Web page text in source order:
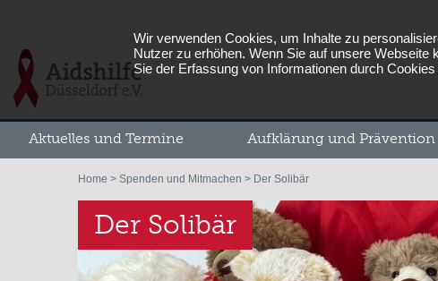
Wir verwenden Cookies, um Inhalte zu
Nutzer zu erhöhen. Wenn Sie auf unsere Webseite
Sie der Erfassung von Informationen durch Cookies
Aktuelles und Termine Aufklärung und Prävention
Home > Spenden und Mitmachen > Der Solibär
Der Solibär